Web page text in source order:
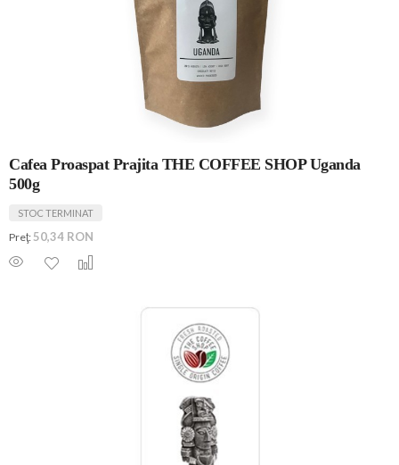
Cafea Proaspat Prajita THE COFFEE SHOP Uganda
500g
STOC TERMINAT
Preţ: 50,34 RON